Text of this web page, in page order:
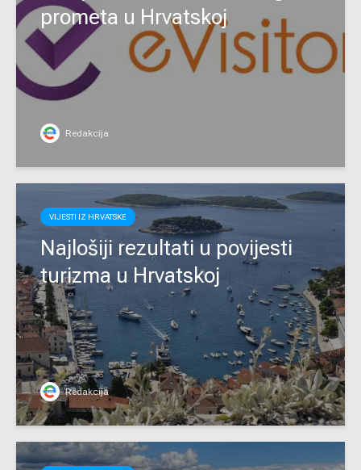
prometa u Hrvatskoj
Redakcija
VIJESTI IZ HRVATSKE
Najlošiji rezultati u povijesti
turizma u Hrvatskoj
Redakcija